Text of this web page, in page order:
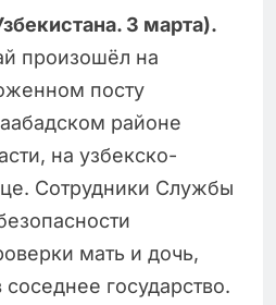
3 марта).
произошёл на
посту
районе
на узбекско-
Сотрудники Службы
мать и дочь,
государство.